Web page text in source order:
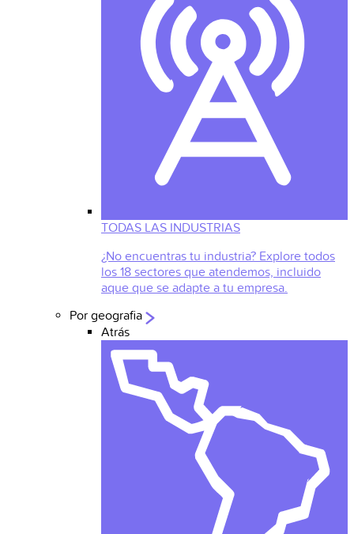
TODAS LAS INDUSTRIAS
¿No encuentras tu industria? Explore todos
los 18 sectores que atendemos, incluido
aque que se adapte a tu empresa.
Por geografia
Atrás